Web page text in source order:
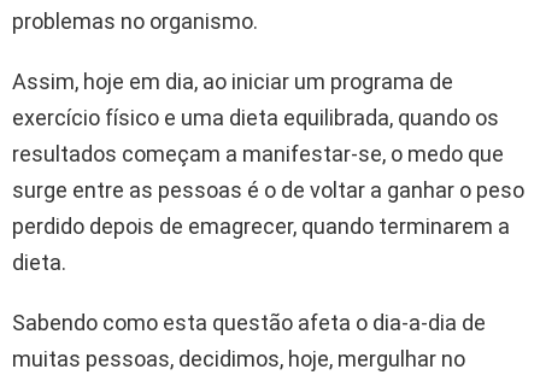
problemas no organismo.
Assim, hoje em dia, ao iniciar um programa de
exercício físico e uma dieta equilibrada, quando os
resultados começam a manifestar-se, o medo que
surge entre as pessoas é o de voltar a ganhar o peso
perdido depois de emagrecer, quando terminarem a
dieta.
Sabendo como esta questão afeta o dia-a-dia de
muitas pessoas, decidimos, hoje, mergulhar no